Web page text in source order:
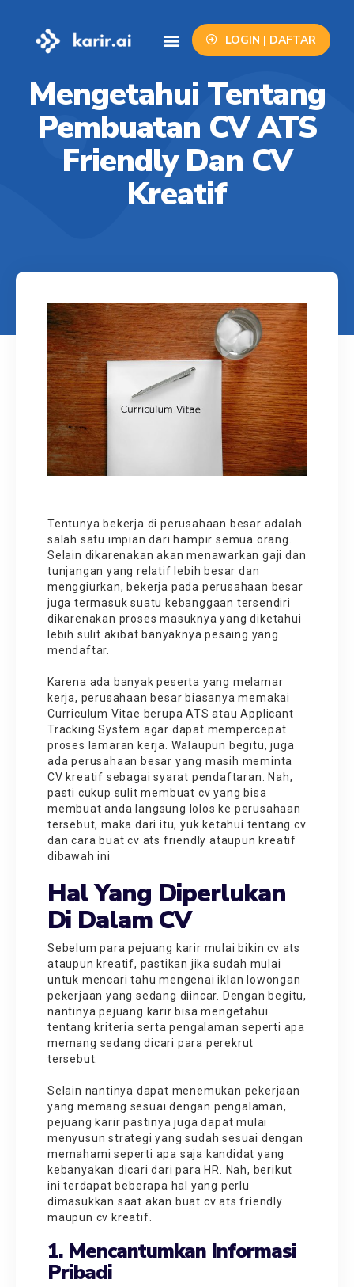
LOGIN | DAFTAR
Mengetahui Tentang
Pembuatan CV ATS
Friendly Dan CV
Kreatif
Tentunya bekerja di perusahaan besar adalah
salah satu impian dari hampir semua orang.
Selain dikarenakan akan menawarkan gaji dan
tunjangan yang relatif lebih besar dan
menggiurkan, bekerja pada perusahaan besar
juga termasuk suatu kebanggaan tersendiri
dikarenakan proses masuknya yang diketahui
lebih sulit akibat banyaknya pesaing yang
mendaftar.
Karena ada banyak peserta yang melamar
kerja, perusahaan besar biasanya memakai
Curriculum Vitae berupa ATS atau Applicant
Tracking System agar dapat mempercepat
proses lamaran kerja. Walaupun begitu, juga
ada perusahaan besar yang masih meminta
CV kreatif sebagai syarat pendaftaran. Nah,
pasti cukup sulit membuat cv yang bisa
membuat anda langsung lolos ke perusahaan
tersebut, maka dari itu, yuk ketahui tentang cv
dan carabuat cv ats friendly ataupun kreatif
dibawah ini
Hal Yang Diperlukan
Di Dalam CV
Sebelum para pejuang karir mulaibikin cv ats
ataupun kreatif, pastikan jika sudah mulai
untuk mencari tahu mengenai iklan lowongan
pekerjaan yang sedang diincar. Dengan begitu,
nantinya pejuang karir bisa mengetahui
tentang kriteria serta pengalaman seperti apa
memang sedang dicari para perekrut
tersebut.
Selain nantinya dapat menemukan pekerjaan
yang memang sesuai dengan pengalaman,
pejuang karir pastinya juga dapat mulai
menyusun strategi yang sudah sesuai dengan
memahami seperti apa saja kandidat yang
kebanyakan dicari dari para HR. Nah, berikut
ini terdapat beberapa hal yang perlu
dimasukkan saat akan buat cv ats friendly
maupun cv kreatif.
1. Mencantumkan Informasi
Pribadi